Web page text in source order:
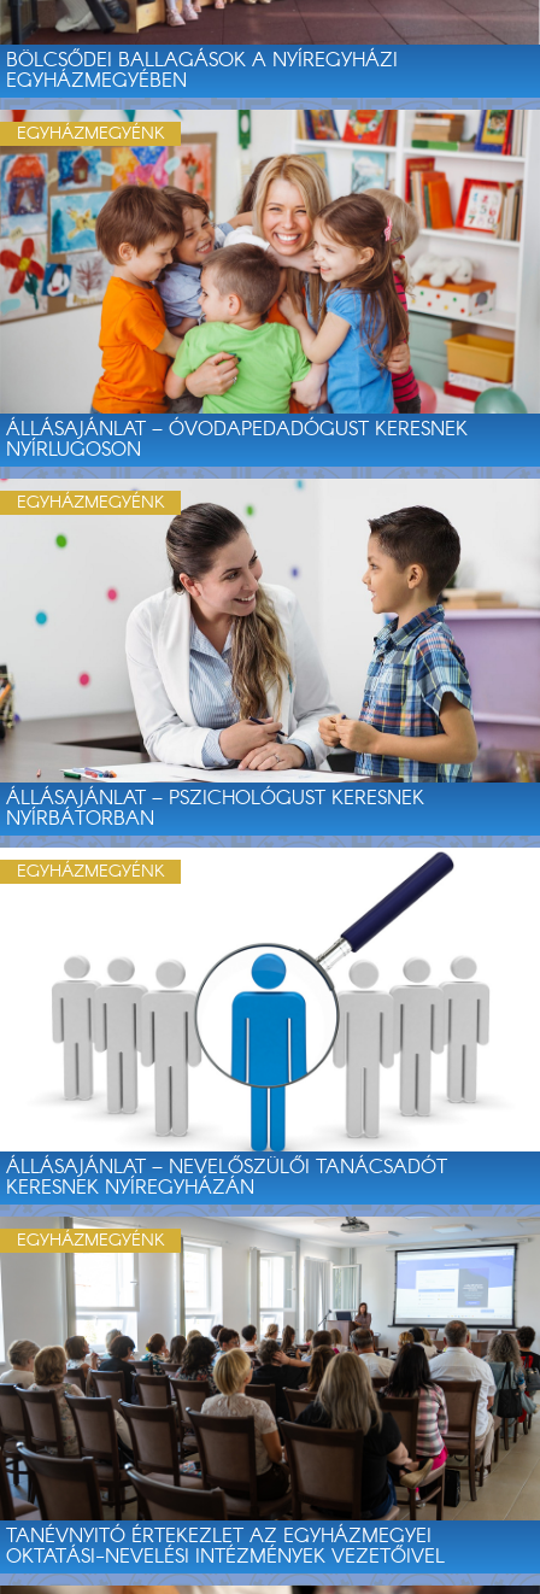
BÖLCSŐDEI BALLAGÁSOK A NYÍREGYHÁZI
EGYHÁZMEGYÉBEN
ÁLLÁSAJÁNLAT – ÓVODAPEDADÓGUST KERESNEK
NYÍRLUGOSON
EGYHÁZMEGYÉNK
ÁLLÁSAJÁNLAT – PSZICHOLÓGUST KERESNEK
NYÍRBÁTORBAN
EGYHÁZMEGYÉNK
ÁLLÁSAJÁNLAT – NEVELŐSZÜLŐI TANÁCSADÓT
KERESNEK NYÍREGYHÁZÁN
EGYHÁZMEGYÉNK
TANÉVNYITÓ ÉRTEKEZLET AZ EGYHÁZMEGYEI
OKTATÁSI-NEVELÉSI INTÉZMÉNYEK VEZETŐIVEL
EGYHÁZMEGYÉNK